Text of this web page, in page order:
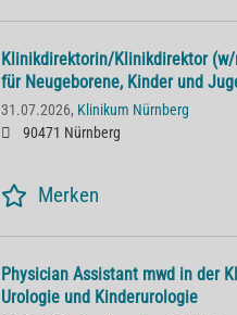
Klinikdirektorin/Klinikdirektor
für Neugeborene, Kinder und
31.07.2026, Klinikum Nürnberg
90471 Nürnberg
Merken
Physician Assistant mwd in der
Urologie und Kinderurologie